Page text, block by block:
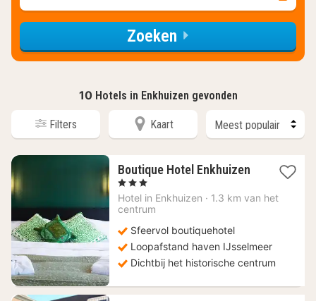
Zoeken
10 Hotels in Enkhuizen gevonden
Filters Kaart
Boutique Hotel Enkhuizen1
vanaf
, 3 Sterren
Hotel in Enkhuizen · 1.3 km van het
centrum
Sfeervol boutiquehotel
Loopafstand haven IJsselmeer
Dichtbij het historische centrum